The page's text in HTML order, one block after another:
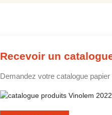
Recevoir un
Demandez votre catalogue